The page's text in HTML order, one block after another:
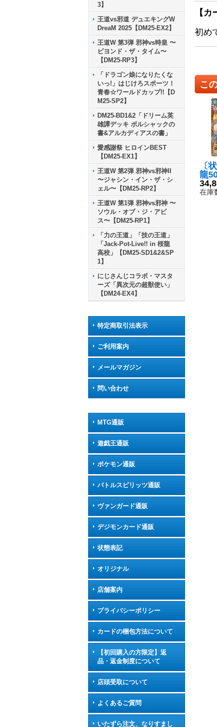
3】
王道vs邪道 デュエキングW
DreaM 2025【DM25-EX2】
王道W 第3弾 邪神vs時皇 〜
ビヨンド・ザ・タイム〜
【DM25-RP3】
「ドラゴン娘になりたくな
いっ!」はじけろスポーツ！
青春☆ワールドカップ!!【D
M25-SP2】
DM25-BD1&2「ドリーム英
雄譚デッキ ボルシャックの
書&アルカディアスの書」
愛感謝祭 ヒロインBEST
【DM25-EX1】
王道W 第2弾 邪神vs邪神II
〜ジャシン・イン・ザ・シ
ェル〜【DM25-RP2】
王道W 第1弾 邪神vs邪神 〜
ソウル・オブ・ジ・アビ
ス〜【DM25-RP1】
「力の王道」「技の王道」
「Jack-Pot-Live!! in 桜龍
高校」【DM25-SD1&2&SP
1】
にじさんじコラボ・マスタ
ーズ「異次元の超獣使い」
【DM24-EX4】
特定商取引法表示
ご利用案内
メールマガジン
問い合わせ
MTG通販
遊戯王通販
ポケモン通販
バトルスピリッツ通販
ヴァンガード通販
デジモンカード通販
状態表記
オリジナル
店舗案内
プライバシーポリシー
カードの梱包方法について
【初回購入の方限定】返
品・返金制度について
店頭受取について
よくあるご質問
いたずら注文、なりすまし
【
初め
こ
〔
龍
C】
在庫